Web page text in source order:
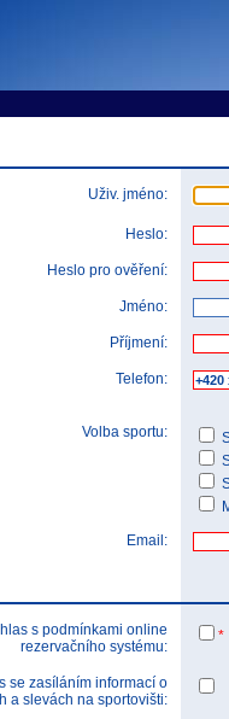
Uživ. jméno:
Heslo:
Heslo pro ověření:
Jméno:
Příjmení:
Telefon:
Volba sportu:
Email:
s podmínkami online
rezervačního systému:
*
se zasíláním informací o
a slevách na sportovišti: